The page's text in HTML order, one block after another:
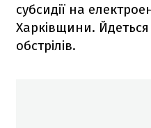
субсидії на
Харківщини.
обстрілів.